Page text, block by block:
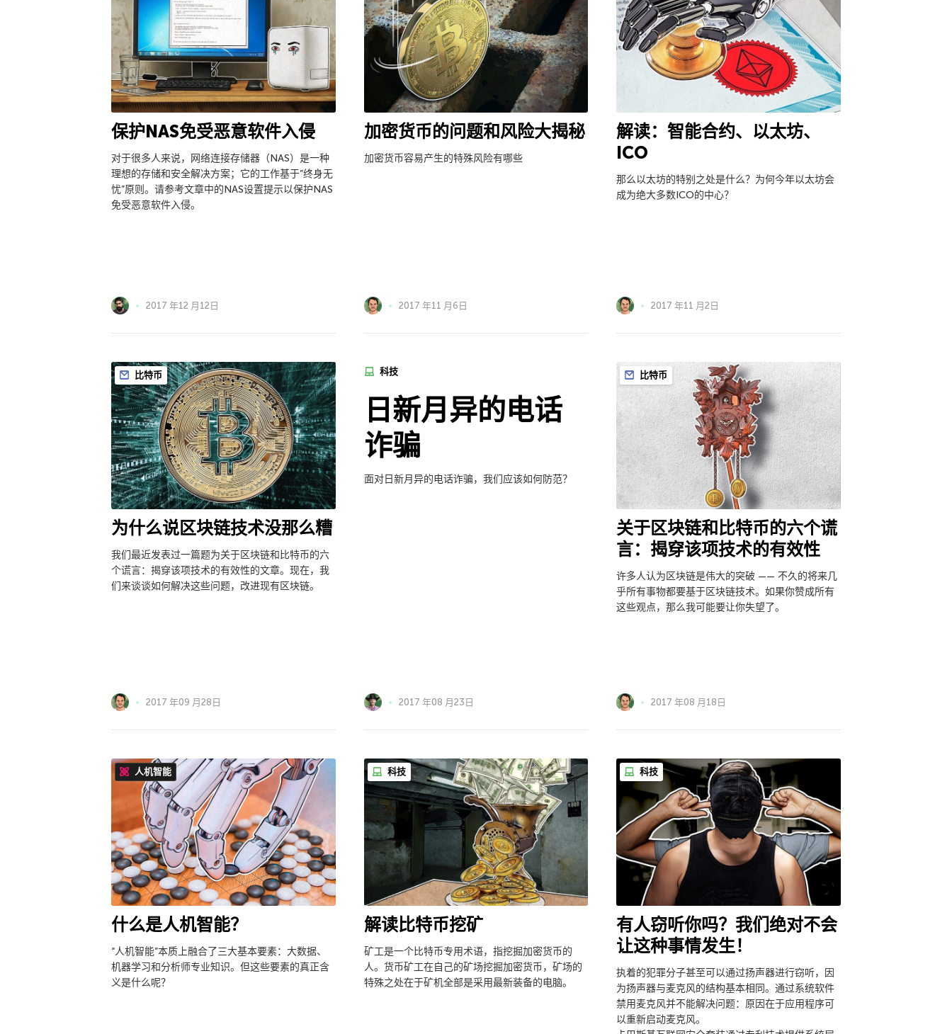
保护NAS免受恶意软件入侵
对于很多人来说，网络连接存储器（NAS）是一种
理想的存储和安全解决方案；它的工作基于”终身无
忧”原则。请参考文章中的NAS设置提示以保护NAS
免受恶意软件入侵。
2017 年12 月12日
加密货币的问题和风险大揭秘
加密货币容易产生的特殊风险有哪些
2017 年11 月6日
解读：智能合约、以太坊、
ICO
那么以太坊的特别之处是什么？为何今年以太坊会
成为绝大多数ICO的中心？
2017 年11 月2日
比特币
为什么说区块链技术没那么糟
我们最近发表过一篇题为关于区块链和比特币的六
个谎言：揭穿该项技术的有效性的文章。现在，我
们来谈谈如何解决这些问题，改进现有区块链。
2017 年09 月28日
科技
日新月异的电话
诈骗
面对日新月异的电话诈骗，我们应该如何防范？
2017 年08 月23日
比特币
关于区块链和比特币的六个谎
言：揭穿该项技术的有效性
许多人认为区块链是伟大的突破 —— 不久的将来几
乎所有事物都要基于区块链技术。如果你赞成所有
这些观点，那么我可能要让你失望了。
2017 年08 月18日
人机智能
什么是人机智能？
“人机智能”本质上融合了三大基本要素：大数据、
机器学习和分析师专业知识。但这些要素的真正含
义是什么呢？
科技
解读比特币挖矿
矿工是一个比特币专用术语，指挖掘加密货币的
人。货币矿工在自己的矿场挖掘加密货币，矿场的
特殊之处在于矿机全部是采用最新装备的电脑。
科技
有人窃听你吗？我们绝对不会
让这种事情发生！
执着的犯罪分子甚至可以通过扬声器进行窃听，因
为扬声器与麦克风的结构基本相同。通过系统软件
禁用麦克风并不能解决问题：原因在于应用程序可
以重新启动麦克风。